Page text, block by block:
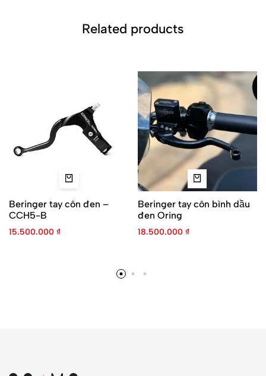
Related products
Beringer tay côn đen –
CCH5-B
15.500.000 ₫
Beringer tay côn bình dầu
đen Oring
18.500.000 ₫